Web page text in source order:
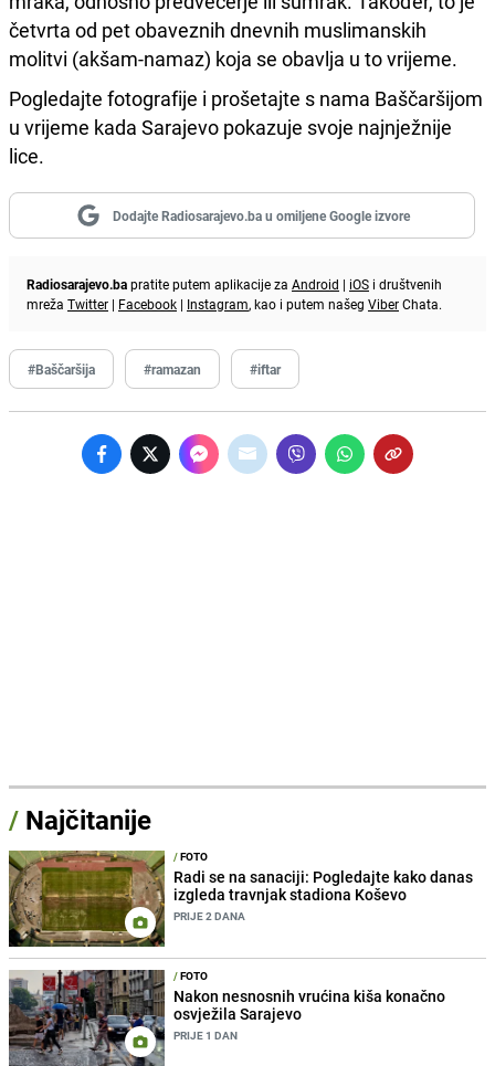
četvrta od pet obaveznih dnevnih muslimanskih
molitvi (akšam-namaz) koja se obavlja u to vrijeme.
Pogledajte fotografije i prošetajte s nama Baščaršijom
u vrijeme kada Sarajevo pokazuje svoje najnježnije
lice.
Dodajte Radiosarajevo.ba u omiljene Google izvore
Radiosarajevo.bapratite putem aplikacije za Android | iOS i društvenih
mreža Twitter | Facebook | Instagram, kao i putem našeg ViberChata.
#Baščaršija #ramazan #iftar
/ Najčitanije
/FOTO
Radi se na sanaciji: Pogledajte kako danas
izgleda travnjak stadiona Koševo
PRIJE 2 DANA
/FOTO
Nakon nesnosnih vrućina kiša konačno
osvježila Sarajevo
PRIJE 1 DAN